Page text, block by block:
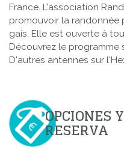
France. L'association
promouvoir la
gais. Elle est ouverte à
Découvrez le programme
D'autres antennes sur
OPCIONES
RESERVA